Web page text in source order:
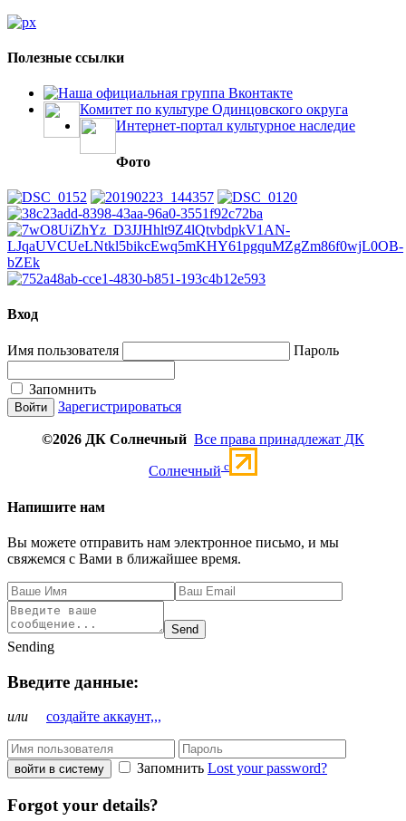
Полезные ссылки
Наша официальная группа Вконтакте
Комитет по культуре Одинцовского округа
Интернет-портал культурное наследие
Фото
Вход
Имя пользователя Пароль
Запомнить
Зарегистрироваться
©2026 ДК Солнечный Все права принадлежат ДК
Солнечный c
Напишите нам
Вы можете отправить нам электронное письмо, и мы
свяжемся с Вами в ближайшее время.
Send
Sending
Введите данные:
или создайте аккаунт,,,
войти в систему Запомнить Lost your password?
Forgot your details?